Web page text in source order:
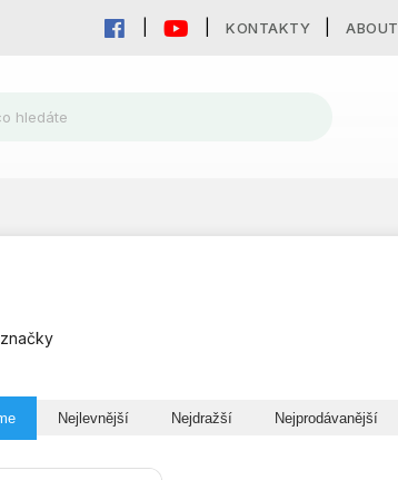
KONTAKTY ABOUT
Nejlevnější Nejdražší Nejprodávanější